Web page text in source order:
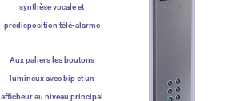
synthèse vocale et
prédisposition télé-alarme
Aux paliers les boutons
lumineux avec bip et un
afficheur au niveau principal